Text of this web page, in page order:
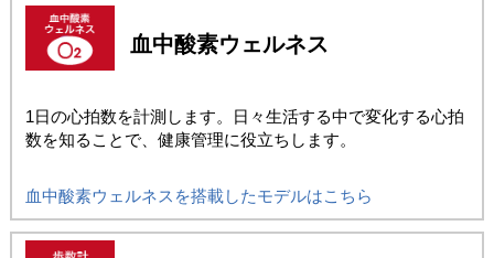
血中酸素ウェルネス
1日の心拍数を計測します。日々生活する中で変化する心拍
数を知ることで、健康管理に役立ちします。
血中酸素ウェルネスを搭載したモデルはこちら